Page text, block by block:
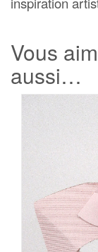
Vous
aussi…